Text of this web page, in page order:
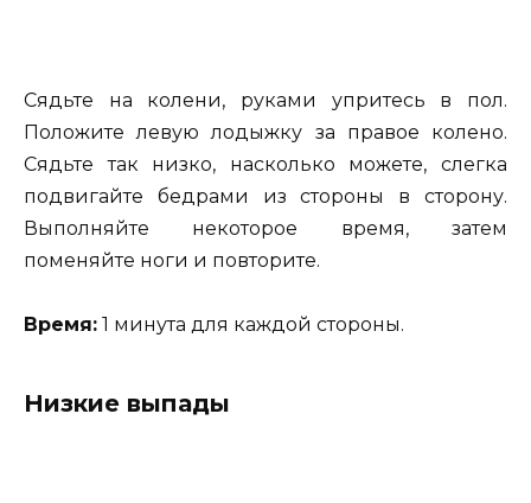
Сядьте на колени, руками упритесь в пол.
Положите левую лодыжку за правое колено.
Сядьте так низко, насколько можете, слегка
подвигайте бедрами из стороны в сторону.
Выполняйте некоторое время, затем
поменяйте ноги и повторите.
Время: 1 минута для каждой стороны.
Низкие выпады